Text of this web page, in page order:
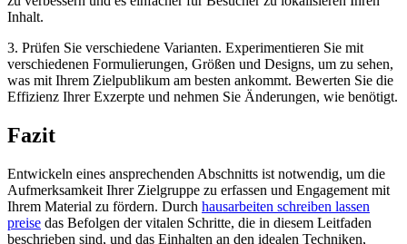
Inhalt.
3. Prüfen Sie verschiedene Varianten. Experimentieren Sie mit
verschiedenen Formulierungen, Größen und Designs, um zu sehen,
was mit Ihrem Zielpublikum am besten ankommt. Bewerten Sie die
Effizienz Ihrer Exzerpte und nehmen Sie Änderungen, wie benötigt.
Fazit
Entwickeln eines ansprechenden Abschnitts ist notwendig, um die
Aufmerksamkeit Ihrer Zielgruppe zu erfassen und Engagement mit
Ihrem Material zu fördern. Durch hausarbeiten schreiben lassen
preise das Befolgen der vitalen Schritte, die in diesem Leitfaden
beschrieben sind, und das Einhalten an den idealen Techniken,